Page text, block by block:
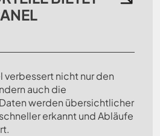
verbessert nicht nur den
auch die
werden übersichtlicher
erkannt und Abläufe